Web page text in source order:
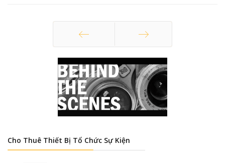
Trang trước Trang sau
Cho Thuê Thiết Bị Tổ Chức Sự Kiện